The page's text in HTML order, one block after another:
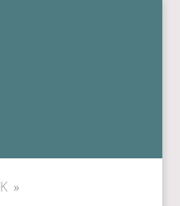
»